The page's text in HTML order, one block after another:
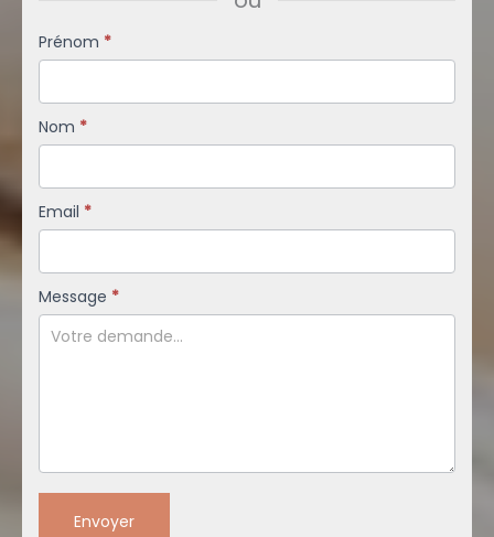
Formulaire
simple
Prénom *
Nom *
Email *
Message *
Envoyer